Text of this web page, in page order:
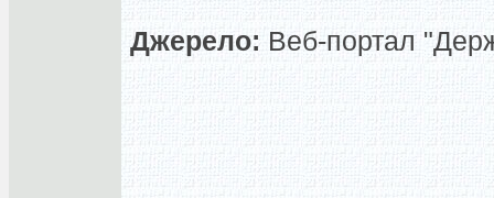
Джерело: Веб-портал